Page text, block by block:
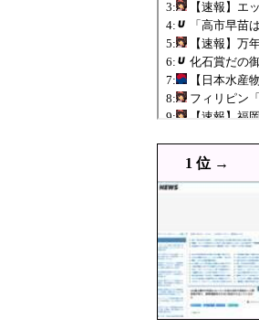
08/07 20:00
08/07 20:00
08/07 20:00
08/07 19:55
08/07 19:40
08/07 19:29
08/07 19:10
08/07 19:09
08/07 19:08
08/07 19:05
1 位 →